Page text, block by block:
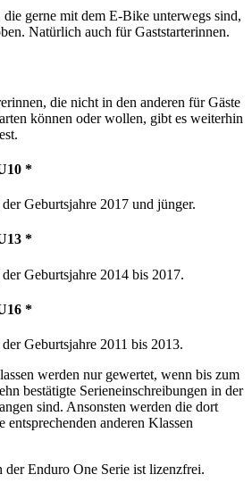
gerne mit dem E-Bike unterwegs sind,
Natürlich auch für Gaststarterinnen.
die nicht in den anderen für Gäste
können oder wollen, gibt es weiterhin
*
Geburtsjahre 2017 und jünger.
*
Geburtsjahre 2014 bis 2017.
*
Geburtsjahre 2011 bis 2013.
werden nur gewertet, wenn bis zum
bestätigte Serieneinschreibungen in der
sind. Ansonsten werden die dort
entsprechenden anderen Klassen
der Enduro One Serie ist lizenzfrei.